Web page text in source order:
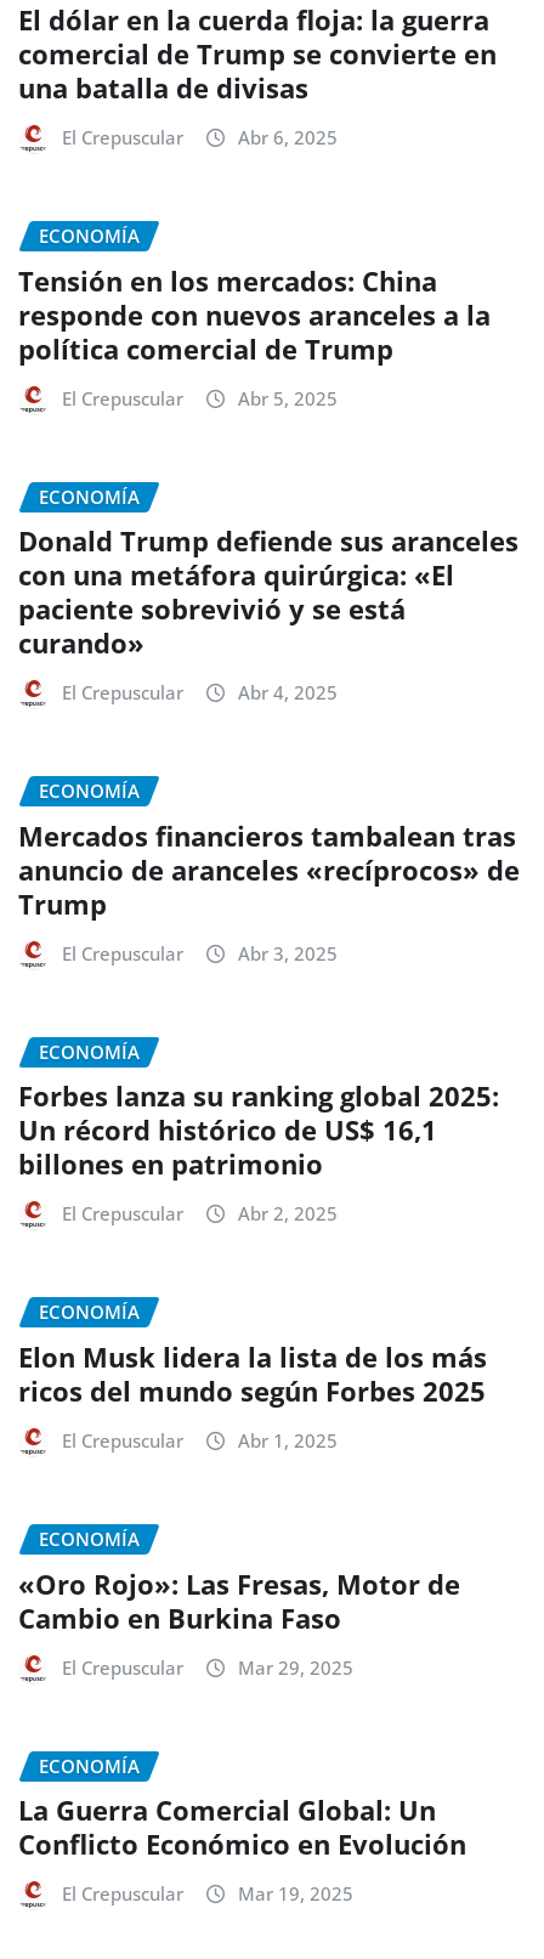
El dólar en la cuerda floja: la guerra
comercial de Trump se convierte en
una batalla de divisas
El Crepuscular Abr 6, 2025
ECONOMÍA
Tensión en los mercados: China
responde con nuevos aranceles a la
política comercial de Trump
El Crepuscular Abr 5, 2025
ECONOMÍA
Donald Trump defiende sus aranceles
con una metáfora quirúrgica: «El
paciente sobrevivió y se está
curando»
El Crepuscular Abr 4, 2025
ECONOMÍA
Mercados financieros tambalean tras
anuncio de aranceles «recíprocos» de
Trump
El Crepuscular Abr 3, 2025
ECONOMÍA
Forbes lanza su ranking global 2025:
Un récord histórico de US$ 16,1
billones en patrimonio
El Crepuscular Abr 2, 2025
ECONOMÍA
Elon Musk lidera la lista de los más
ricos del mundo según Forbes 2025
El Crepuscular Abr 1, 2025
ECONOMÍA
«Oro Rojo»: Las Fresas, Motor de
Cambio en Burkina Faso
El Crepuscular Mar 29, 2025
ECONOMÍA
La Guerra Comercial Global: Un
Conflicto Económico en Evolución
El Crepuscular Mar 19, 2025